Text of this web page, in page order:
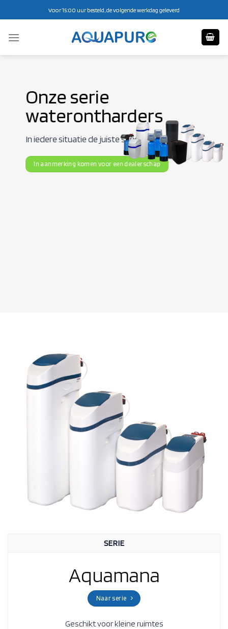
naar
Voor 15:00 uur besteld, de volgende werkdag geleverd
Onze serie
waterontharders
In iedere situatie de juiste serie
In aanmerking komen voor een dealerschap
SERIE
Aquamana
Naar serie
Geschikt voor kleine ruimtes